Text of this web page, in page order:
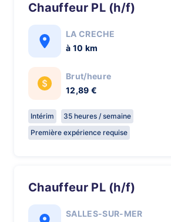
Chauffeur PL (h/f)
LA CRECHE
à 10 km
Brut/heure
12,89 €
Intérim
35 heures / semaine
Première expérience requise
chauffeur PL (h/f)
SALLES-SUR-MER